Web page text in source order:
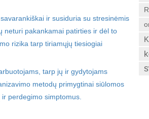
ir susiduria su stresinėmis
neturi pakankamai patirties ir dėl to
rizika tarp tiriamųjų tiesiogiai
tarp jų ir gydytojams
metodų primygtinai siūlomos
perdegimo simptomus.